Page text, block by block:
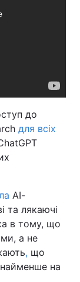
до
для всіх
АІ-
та лякаючі
в тому, що
а не
, що
на